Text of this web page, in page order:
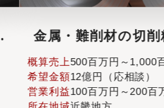
属・難削材の切削精密加
業【EBITDAマージン
20%超】
売上500百万円～1,000百万円
金額12億円（応相談）
利益100百万円～200百万円